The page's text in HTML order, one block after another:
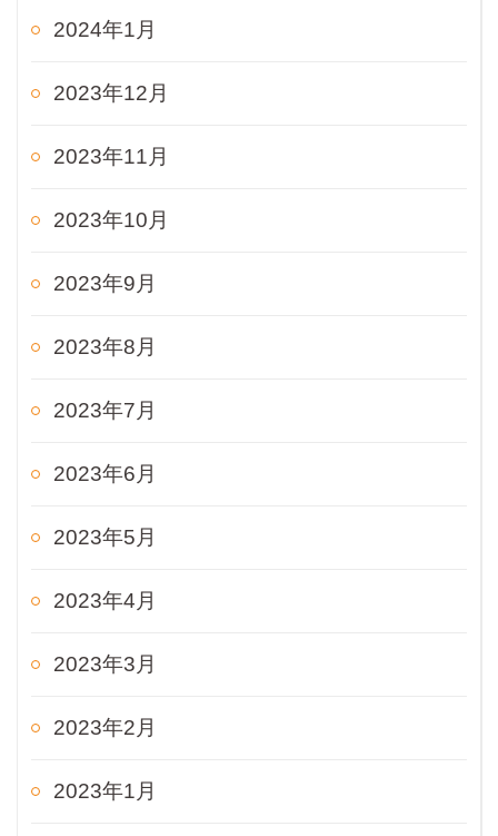
2024年1月
2023年12月
2023年11月
2023年10月
2023年9月
2023年8月
2023年7月
2023年6月
2023年5月
2023年4月
2023年3月
2023年2月
2023年1月